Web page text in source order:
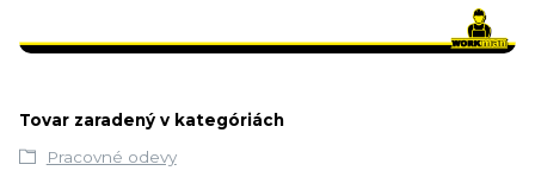
Tovar zaradený v kategóriách
Pracovné odevy